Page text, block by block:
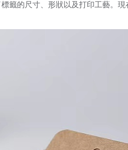
籤的尺寸、形狀以及打印工藝。